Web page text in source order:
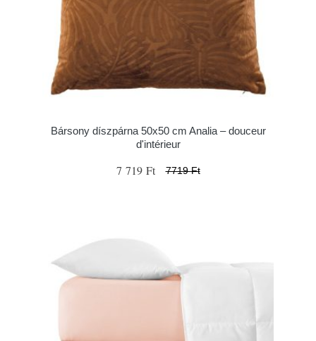
Bársony díszpárna 50x50 cm Analia – douceur
d'intérieur
7 719 Ft 7719 Ft